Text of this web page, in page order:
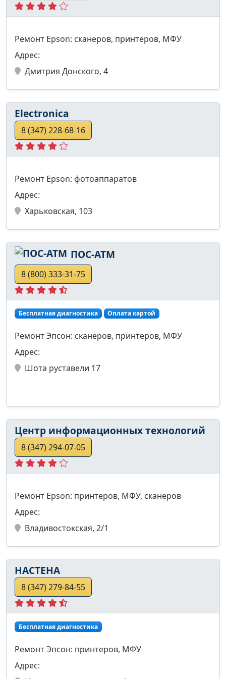
Ремонт Epson: сканеров, принтеров, МФУ
Адрес:
Дмитрия Донского, 4
Electronica
8 (347) 228-68-16
Ремонт Epson: фотоаппаратов
Адрес:
Харьковская, 103
ПОС-АТМ
8 (800) 333-31-75
Бесплатная диагностика Оплата картой
Ремонт Эпсон: сканеров, принтеров, МФУ
Адрес:
Шота руставели 17
Центр информационных технологий
8 (347) 294-07-05
Ремонт Epson: принтеров, МФУ, сканеров
Адрес:
Владивостокская, 2/1
НАСТЕНА
8 (347) 279-84-55
Бесплатная диагностика
Ремонт Эпсон: принтеров, МФУ
Адрес: